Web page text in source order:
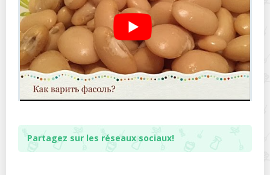
Partagez sur les réseaux sociaux!